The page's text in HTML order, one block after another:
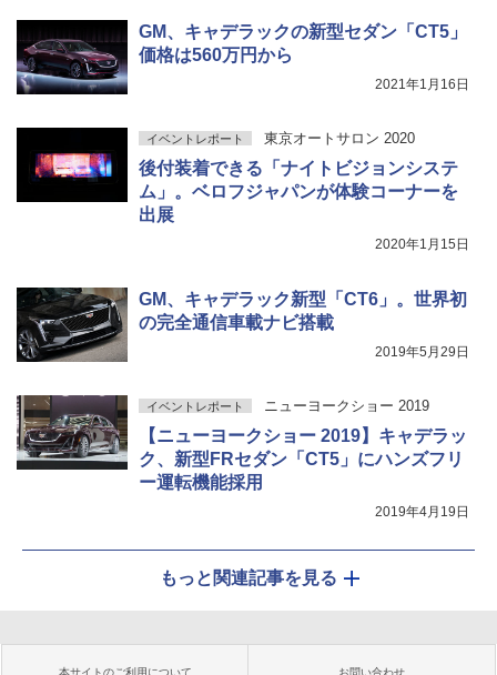
GM、キャデラックの新型セダン「CT5」
価格は560万円から
2021年1月16日
イベントレポート 東京オートサロン 2020
後付装着できる「ナイトビジョンシステ
ム」。ベロフジャパンが体験コーナーを
出展
2020年1月15日
GM、キャデラック新型「CT6」。世界初
の完全通信車載ナビ搭載
2019年5月29日
イベントレポート ニューヨークショー 2019
【ニューヨークショー 2019】キャデラッ
ク、新型FRセダン「CT5」にハンズフリ
ー運転機能採用
2019年4月19日
もっと関連記事を見る
本サイトのご利用について お問い合わせ